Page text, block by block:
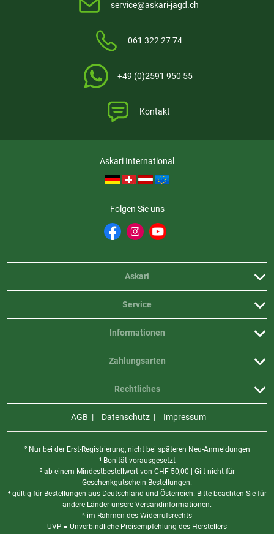
service@askari-jagd.ch
061 322 27 74
+49 (0)2591 950 55
Kontakt
Askari International
Folgen Sie uns
Askari
Service
Informationen
Rechtliches
Zahlungsarten
AGB Datenschutz Impressum
² Nur bei der Erst-Registrierung, nicht bei späteren Neu-Anmeldungen
¹ Bonität vorausgesetzt
³ ab einem Mindestbestellwert von CHF50,00 | Gilt nicht für
Geschenkgutschein-Bestellungen.
⁴ gültig für Bestellungen aus Deutschland und Österreich. Bitte beachten Sie für
andere Länder unsere Versandinformationen.
⁵ im Rahmen des Widerrufsrechts
UVP = Unverbindliche Preisempfehlung des Herstellers